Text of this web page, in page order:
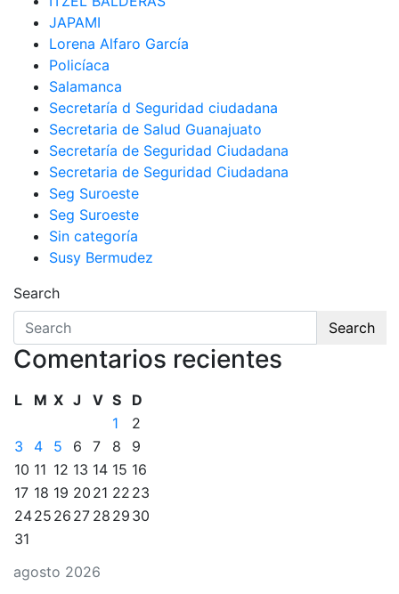
JAPAMI
Lorena Alfaro García
Policíaca
Salamanca
Secretaría d Seguridad ciudadana
Secretaria de Salud Guanajuato
Secretaría de Seguridad Ciudadana
Secretaria de Seguridad Ciudadana
Seg Suroeste
Seg Suroeste
Sin categoría
Susy Bermudez
Search
Search
Comentarios recientes
agosto 2026
L M X J V S
D
1
2
3
4 5 6 7 8
9
10 11 12 13 14 15 16
17 18 19 20 21 22 23
2425 26 27 28 29 30
31